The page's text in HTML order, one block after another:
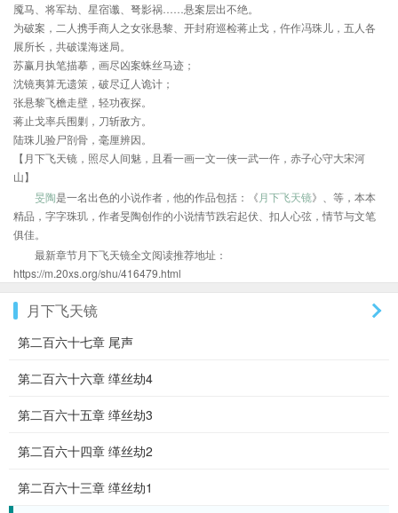
魇马、将军劫、星宿谶、弩影祸……悬案层出不绝。
为破案，二人携手商人之女张悬黎、开封府巡检蒋止戈，仵作冯珠儿，五人各
展所长，共破谍海迷局。
苏赢月执笔描摹，画尽凶案蛛丝马迹；
沈镜夷算无遗策，破尽辽人诡计；
张悬黎飞檐走壁，轻功夜探。
蒋止戈率兵围剿，刀斩敌方。
陆珠儿验尸剖骨，毫厘辨因。
【月下飞天镜，照尽人间魅，且看一画一文一侠一武一仵，赤子心守大宋河
山】
旻陶是一名出色的小说作者，他的作品包括：《 月下飞天镜》、等，本本
精品，字字珠玑，作者旻陶创作的小说情节跌宕起伏、扣人心弦，情节与文笔
俱佳。
最新章节月下飞天镜全文阅读推荐地址：
https://m.20xs.org/shu/416479.html
月下飞天镜
第二百六十七章 尾声
第二百六十六章 缂丝劫4
第二百六十五章 缂丝劫3
第二百六十四章 缂丝劫2
第二百六十三章 缂丝劫1